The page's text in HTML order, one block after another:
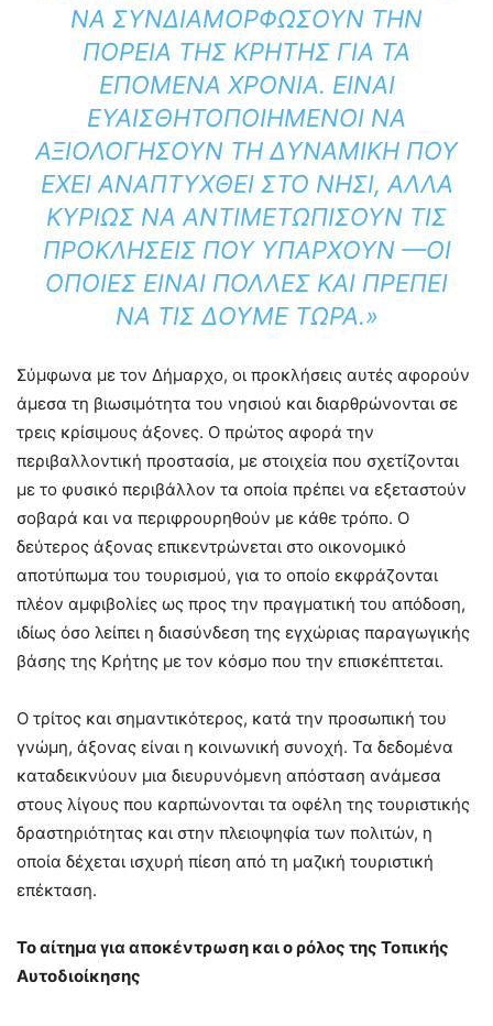
ΝΑ ΣΥΝΔΙΑΜΟΡΦΏΣΟΥΝ ΤΗΝ
ΠΟΡΕΊΑ ΤΗΣ ΚΡΉΤΗΣ ΓΙΑ ΤΑ
ΕΠΌΜΕΝΑ ΧΡΌΝΙΑ. ΕΊΝΑΙ
ΕΥΑΙΣΘΗΤΟΠΟΙΗΜΈΝΟΙ ΝΑ
ΑΞΙΟΛΟΓΉΣΟΥΝ ΤΗ ΔΥΝΑΜΙΚΉ ΠΟΥ
ΈΧΕΙ ΑΝΑΠΤΥΧΘΕΊ ΣΤΟ ΝΗΣΊ, ΑΛΛΆ
ΚΥΡΊΩΣ ΝΑ ΑΝΤΙΜΕΤΩΠΊΣΟΥΝ ΤΙΣ
ΠΡΟΚΛΉΣΕΙΣ ΠΟΥ ΥΠΆΡΧΟΥΝ —ΟΙ
ΟΠΟΊΕΣ ΕΊΝΑΙ ΠΟΛΛΈΣ ΚΑΙ ΠΡΈΠΕΙ
ΝΑ ΤΙΣ ΔΟΎΜΕ ΤΏΡΑ.»
Σύμφωνα με τον Δήμαρχο, οι προκλήσεις αυτές αφορούν
άμεσα τη βιωσιμότητα του νησιού και διαρθρώνονται σε
τρεις κρίσιμους άξονες. Ο πρώτος αφορά την
περιβαλλοντική προστασία, με στοιχεία που σχετίζονται
με το φυσικό περιβάλλον τα οποία πρέπει να εξεταστούν
σοβαρά και να περιφρουρηθούν με κάθε τρόπο. Ο
δεύτερος άξονας επικεντρώνεται στο οικονομικό
αποτύπωμα του τουρισμού, για το οποίο εκφράζονται
πλέον αμφιβολίες ως προς την πραγματική του απόδοση,
ιδίως όσο λείπει η διασύνδεση της εγχώριας παραγωγικής
βάσης της Κρήτης με τον κόσμο που την επισκέπτεται.
Ο τρίτος και σημαντικότερος, κατά την προσωπική του
γνώμη, άξονας είναι η κοινωνική συνοχή. Τα δεδομένα
καταδεικνύουν μια διευρυνόμενη απόσταση ανάμεσα
στους λίγους που καρπώνονται τα οφέλη της τουριστικής
δραστηριότητας και στην πλειοψηφία των πολιτών, η
οποία δέχεται ισχυρή πίεση από τη μαζική τουριστική
επέκταση.
Το αίτημα για αποκέντρωση και ο ρόλος της Τοπικής
Αυτοδιοίκησης